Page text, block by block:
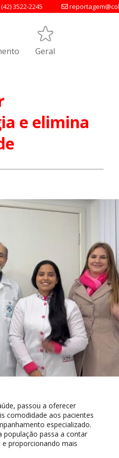
(42) 3522-2245
Geral
e elimina
passou a oferecer
comodidade aos pacientes
especializado.
população passa a contar
proporcionando mais